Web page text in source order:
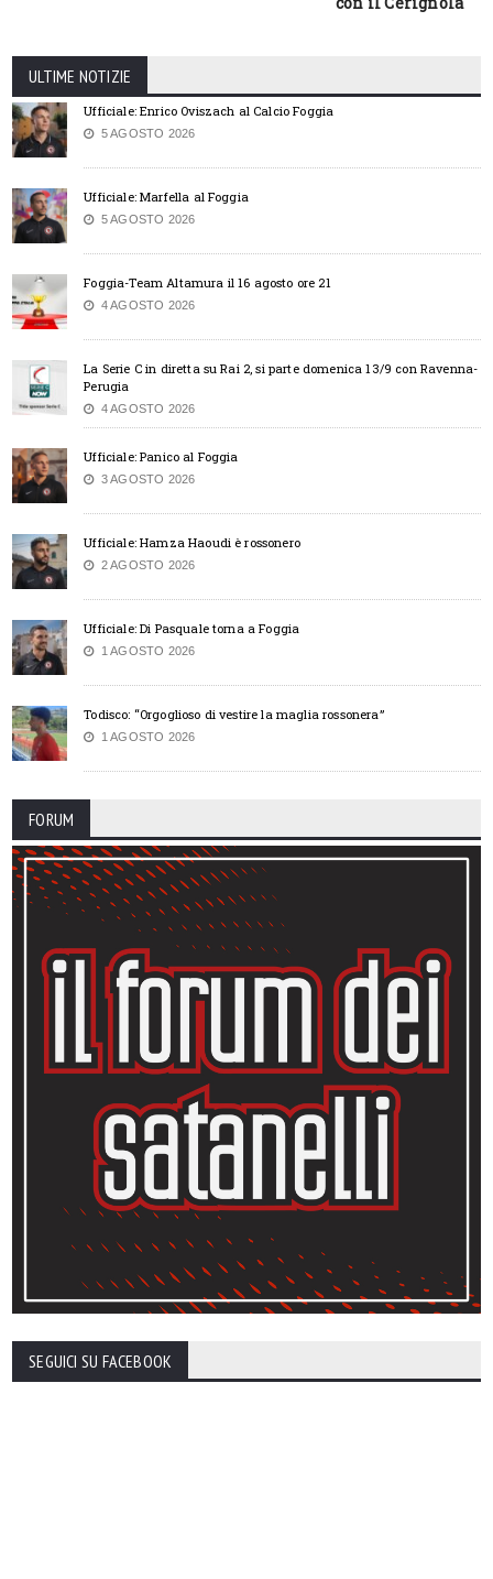
ULTIME NOTIZIE
Ufficiale: Enrico Oviszach al Calcio Foggia
5 AGOSTO 2026
Ufficiale: Marfella al Foggia
5 AGOSTO 2026
Foggia-Team Altamura il 16 agosto ore 21
4 AGOSTO 2026
La Serie C in diretta su Rai 2, si parte domenica 13/9 con Ravenna-
Perugia
4 AGOSTO 2026
Ufficiale: Panico al Foggia
3 AGOSTO 2026
Ufficiale: Hamza Haoudi è rossonero
2 AGOSTO 2026
Ufficiale: Di Pasquale torna a Foggia
1 AGOSTO 2026
Todisco: “Orgoglioso di vestire la maglia rossonera”
1 AGOSTO 2026
FORUM
SEGUICI SU FACEBOOK